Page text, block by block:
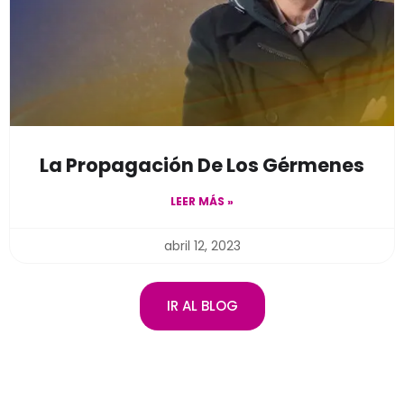
La Propagación De Los Gérmenes
LEER MÁS »
abril 12, 2023
IR AL BLOG